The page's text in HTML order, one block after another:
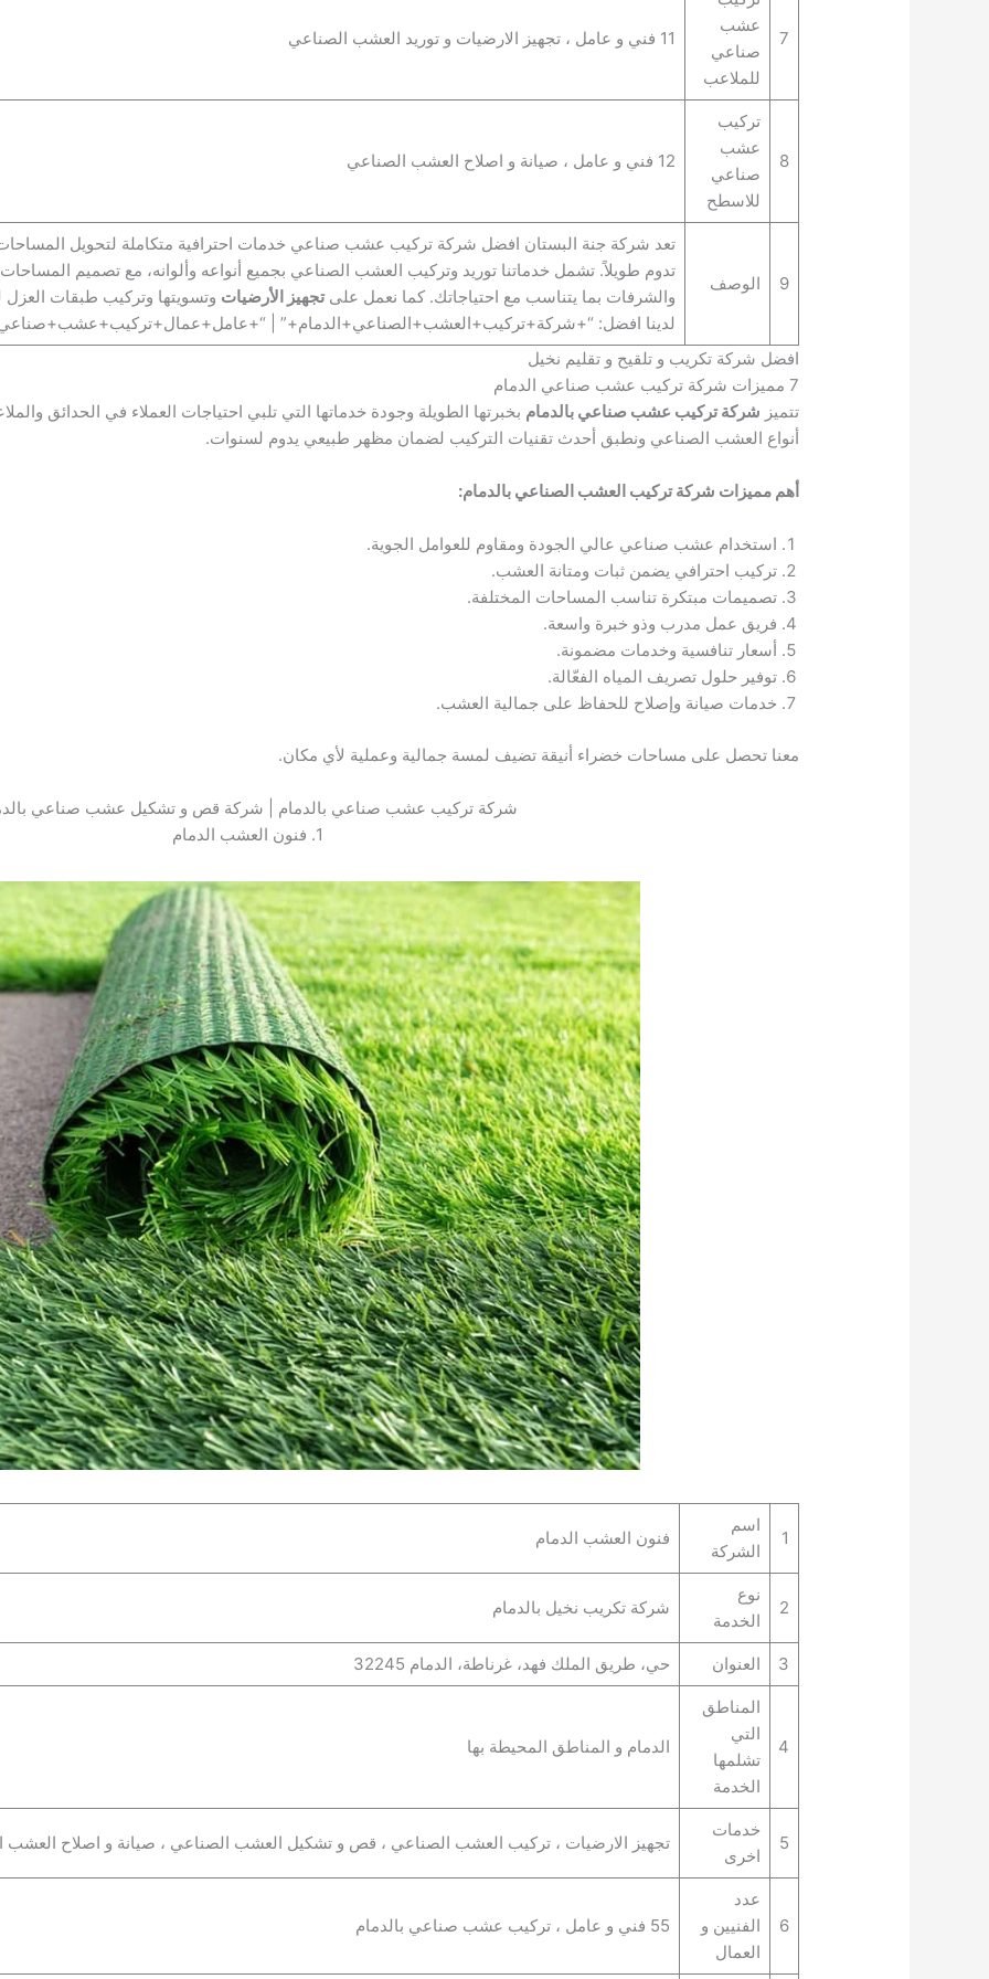
7
عشب
صناعي
للملاعب
11 فني و عامل ، تجهيز الارضيات و توريد العشب الصناعي
8
تركيب
عشب
صناعي
للاسطح
12 فني و عامل ، صيانة و اصلاح العشب الصناعي
9 الوصف
تعد شركة جنة البستان افضل شركة تركيب عشب صناعي خدمات احترافية متكاملة لتحويل المساحات
تدوم طويلاً. تشمل خدماتنا توريد وتركيب العشب الصناعي بجميع أنواعه وألوانه، مع تصميم
والشرفات بما يتناسب مع احتياجاتك. كما نعمل علىتجهيز الأرضيات وتسويتها وتركيب طبقات العزل
لدينا افضل: “+شركة+تركيب+العشب+الصناعي+الدمام+” |
افضل شركة تكريب و تلقيح و تقليم نخيل
7 مميزات شركة تركيب عشب صناعي الدمام
تتميز شركة تركيب عشب صناعي بالدمام بخبرتها الطويلة وجودة خدماتها التي تلبي احتياجات العملاء في الحدائق
أنواع العشب الصناعي ونطبق أحدث تقنيات التركيب لضمان مظهر طبيعي يدوم لسنوات.
أهم مميزات شركة تركيب العشب الصناعي بالدمام:
استخدام عشب صناعي عالي الجودة ومقاوم للعوامل الجوية.
تركيب احترافي يضمن ثبات ومتانة العشب.
تصميمات مبتكرة تناسب المساحات المختلفة.
فريق عمل مدرب وذو خبرة واسعة.
أسعار تنافسية وخدمات مضمونة.
توفير حلول تصريف المياه الفعّالة.
خدمات صيانة وإصلاح للحفاظ على جمالية العشب.
معنا تحصل على مساحات خضراء أنيقة تضيف لمسة جمالية وعملية لأي مكان.
شركة تركيب عشب صناعي بالدمام | شركة قص و تشكيل عشب صناعي
1. فنون العشب الدمام
1
اسم
الشركة
فنون العشب الدمام
2
نوع
الخدمة
شركة تكريب نخيل بالدمام
3 العنوان حي، طريق الملك فهد، غرناطة، الدمام 32245
4
المناطق
التي
تشلمها
الخدمة
الدمام و المناطق المحيطة بها
5
خدمات
اخرى
تجهيز الارضيات ، تركيب العشب الصناعي ، قص و تشكيل العشب الصناعي ، صيانة و اصلاح العشب
6
عدد
الفنيين و
العمال
55 فني و عامل ، تركيب عشب صناعي بالدمام